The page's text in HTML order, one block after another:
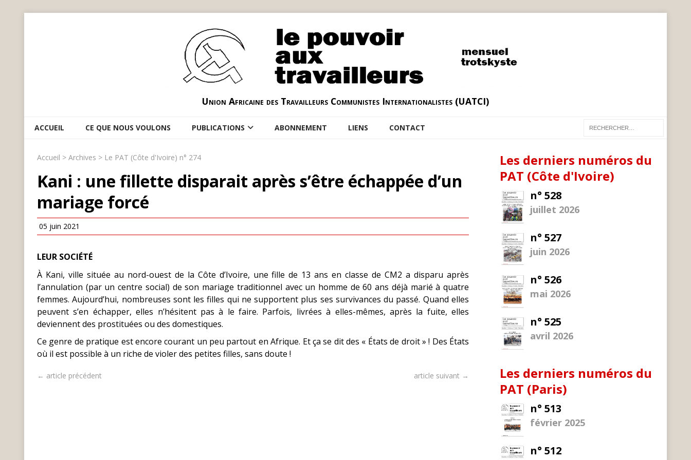
Union Africaine des Travailleurs Communistes Internationalistes (UATCI)
ACCUEIL CE QUE NOUS VOULONS PUBLICATIONS ABONNEMENT LIENS CONTACT
Accueil > Archives > Le PAT (Côte d'Ivoire) n° 274
Kani : une fillette disparait après s’être échappée d’un
mariage forcé
05 juin 2021
LEUR SOCIÉTÉ
À Kani, ville située au nord-ouest de la Côte d’Ivoire, une fille de 13 ans en classe de CM2 a disparu après
l’annulation (par un centre social) de son mariage traditionnel avec un homme de 60 ans déjà marié à quatre
femmes. Aujourd’hui, nombreuses sont les filles qui ne supportent plus ses survivances du passé. Quand elles
peuvent s’en échapper, elles n’hésitent pas à le faire. Parfois, livrées à elles-mêmes, après la fuite, elles
deviennent des prostituées ou des domestiques.
Ce genre de pratique est encore courant un peu partout en Afrique. Et ça se dit des « États de droit » ! Des États
où il est possible à un riche de violer des petites filles, sans doute !
← article précédent article suivant →
Les derniers numéros du
PAT (Côte d'Ivoire)
n° 528
juillet 2026
n° 527
juin 2026
n° 526
mai 2026
n° 525
avril 2026
Les derniers numéros du
PAT (Paris)
n° 513
février 2025
n° 512